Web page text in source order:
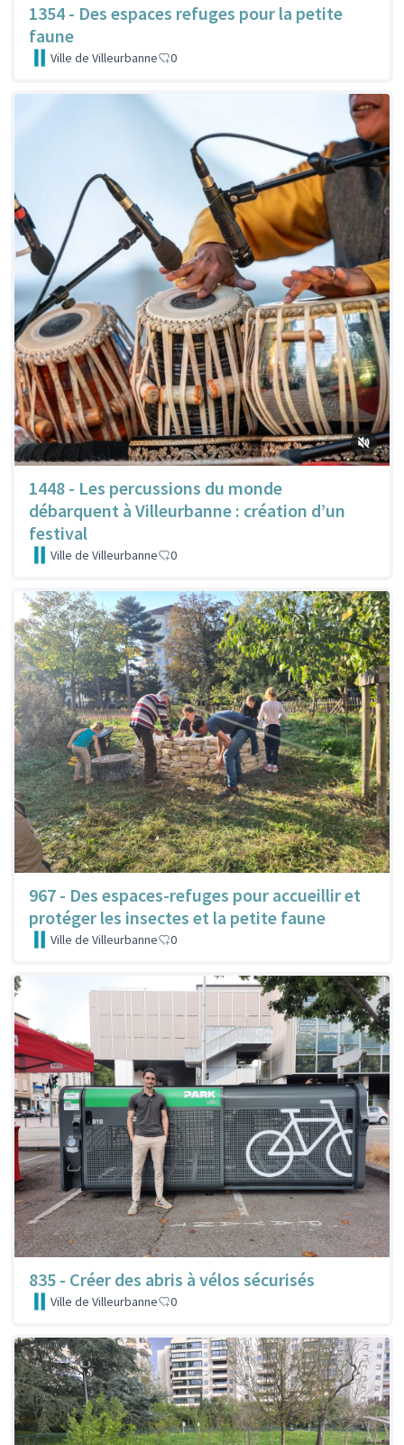
1354 - Des espaces refuges pour la petite
faune
Ville de Villeurbanne 0
1448 - Les percussions du monde
débarquent à Villeurbanne : création d’un
festival
Ville de Villeurbanne 0
967 - Des espaces-refuges pour accueillir et
protéger les insectes et la petite faune
Ville de Villeurbanne 0
835 - Créer des abris à vélos sécurisés
Ville de Villeurbanne 0